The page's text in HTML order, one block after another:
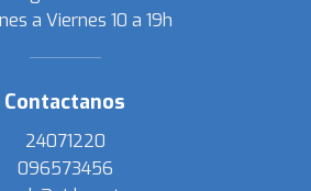
a Viernes 10 a 19h
Contactanos
24071220
096573456